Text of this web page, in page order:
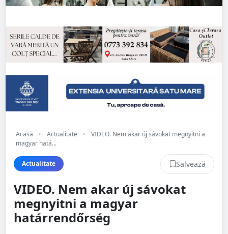
Acasă • Actualitate •
VIDEO. Nem akar új sávokat megnyitni a
magyar hatá...
Actualitate Salvează
VIDEO. Nem akar új sávokat
megnyitni a magyar
határrendőrség